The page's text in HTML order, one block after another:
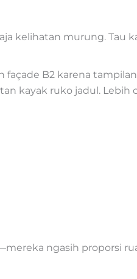
kelihatan murung. Tau
façade B2 karena
kayak ruko jadul. Lebih
ngasih proporsi